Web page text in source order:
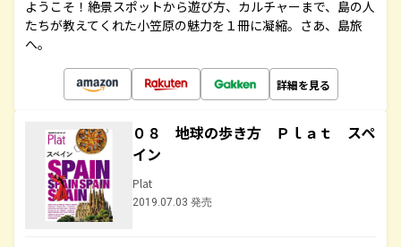
ようこそ！絶景スポットから遊び方、カルチャーまで、島の人
たちが教えてくれた小笠原の魅力を１冊に凝縮。さあ、島旅
へ。
詳細を見る
０８ 地球の歩き方 Ｐｌａｔ スペ
イン
Plat
2019.07.03 発売